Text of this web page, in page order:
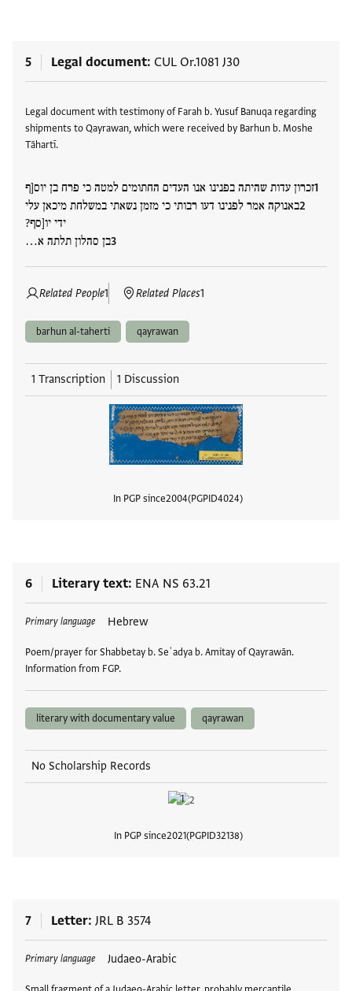
5 Legal document CUL Or.1081 J30
Legal document with testimony of Farah b. Yusuf Banuqa regarding
shipments to Qayrawan, which were received by Barhun b. Moshe
Tāhartī.
זכרון עדות שהיתה בפנינו אנו העדים החתומים למטה כי פרח בן יוס[ף
באנוקה אמר לפנינו דעו רבותי כי מזמן נשאתי במשלחת מיכאן עלי
ידי יו[סף?
בן סהלון תלתה א…
Related People1 Related Places1
barhun al-taherti qayrawan
1 Transcription 1 Discussion
In PGP since2004 PGPID4024
6 Literary text ENA NS 63.21
Primary language Hebrew
Poem/prayer for Shabbetay b. Seʿadya b. Amitay of Qayrawān.
Information from FGP.
Tags
literary with documentary value qayrawan
No Scholarship Records
In PGP since2021 PGPID32138
7 Letter JRL B 3574
Primary language Judaeo-Arabic
Tags